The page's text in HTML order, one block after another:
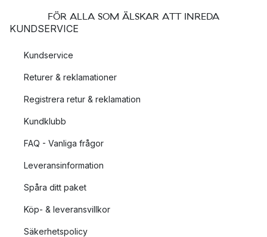
FÖR ALLA SOM ÄLSKAR ATT INREDA
KUNDSERVICE
Kundservice
Returer & reklamationer
Registrera retur & reklamation
Kundklubb
FAQ - Vanliga frågor
Leveransinformation
Spåra ditt paket
Köp- & leveransvillkor
Säkerhetspolicy